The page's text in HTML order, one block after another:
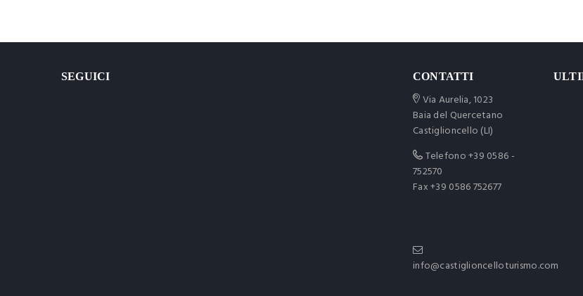
SEGUICI CONTATTI
Via Aurelia, 1023
Baia del Quercetano
Castiglioncello (LI)
Telefono+39 0586 -
752570
Fax +39 0586 752677
info@castiglioncelloturismo.com